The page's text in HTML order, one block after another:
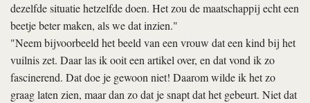
dezelfde situatie hetzelfde doen. Het zou de maatschappij echt een
beetje beter maken, als we dat inzien."
"Neem bijvoorbeeld het beeld van een vrouw dat een kind bij het
vuilnis zet. Daar las ik ooit een artikel over, en dat vond ik zo
fascinerend. Dat doe je gewoon niet! Daarom wilde ik het zo
graag laten zien, maar dan zo dat je snapt dat het gebeurt. Niet dat